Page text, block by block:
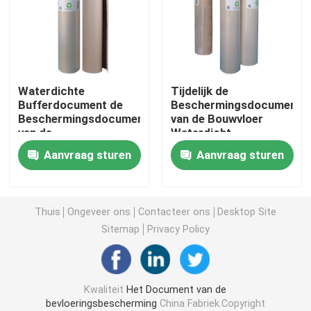
Het Document van de bouwvloerbedekking
Waterdichte Bevloeringsbladen
Tijdelijke Beschermende Vloerbedekking
Zwart kartondocument
In te ademen Plakband
Inpakkend Broodjesdocument
Waterdichte
Bufferdocument de
Beschermingsdocument
van de
Stootkussenvloer
Tijdelijke Bouw
Aanvraag sturen
Tijdelijk de
Beschermingsdocument
van de Bouwvloer
Waterdicht
Bufferstootkussen
Aanvraag sturen
Thuis Ongeveer ons Contacteer ons
Desktop Site
Sitemap
Privacy Policy
Kwaliteit Het Document van de
bevloeringsbescherming China Fabriek.Copyright